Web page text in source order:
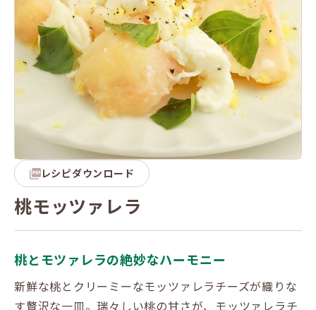
レシピダウンロード
桃モッツァレラ
桃とモツァレラの絶妙なハーモニー
新鮮な桃とクリーミーなモッツァレラチーズが織りな
す贅沢な一皿。瑞々しい桃の甘さが、モッツァレラチ